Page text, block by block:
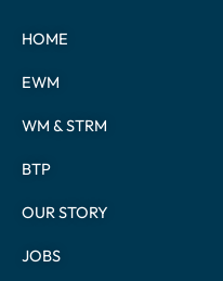
HOME
EWM
WM & STRM
BTP
OUR STORY
JOBS